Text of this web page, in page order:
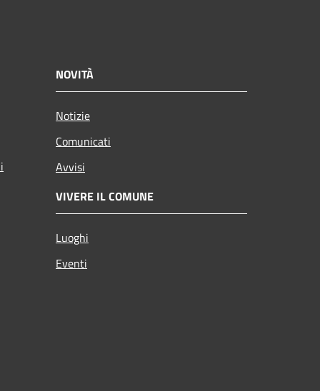
NOVITÀ
Notizie
Comunicati
Avvisi
VIVERE IL COMUNE
Luoghi
Eventi